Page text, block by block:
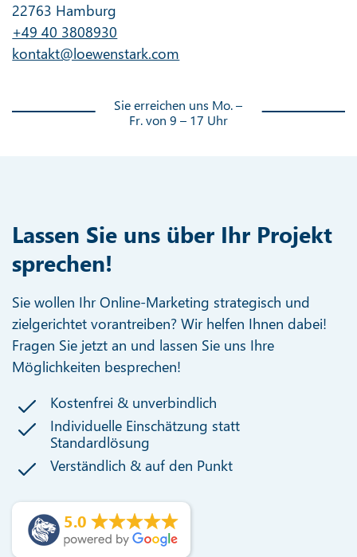
22763 Hamburg
+49 40 3808930
kontakt@loewenstark.com
Sie erreichen uns Mo. –
Fr. von 9 – 17 Uhr
Lassen Sie uns über Ihr Projekt
sprechen!
Sie wollen Ihr Online-Marketing strategisch und
zielgerichtet vorantreiben? Wir helfen Ihnen dabei!
Fragen Sie jetzt an und lassen Sie uns Ihre
Möglichkeiten besprechen!
Kostenfrei & unverbindlich
Individuelle Einschätzung statt
Standardlösung
Verständlich & auf den Punkt
5.0